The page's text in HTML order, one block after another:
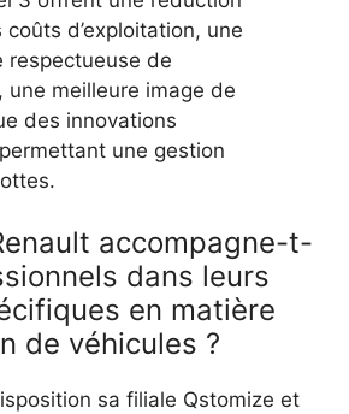
d’exploitation, une
respectueuse de
une meilleure image de
des innovations
une gestion
accompagne-t-
dans leurs
en matière
de véhicules ?
sa filiale Qstomize et